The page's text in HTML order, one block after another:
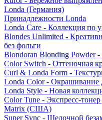
Londa (Германия)
Принадлежности Londa
Londa Care - Коллекция по
Blondes Unlimited -
без фольги
Blondoran Blonding Powder -
Color Switch - Оттеночная
Curl & Londa Form -
Londa Color - Окрашивание
Londa Style - Новая
Color Tune - Экспресс-тонер
Matrix (США)
Super Sync - Щелочной